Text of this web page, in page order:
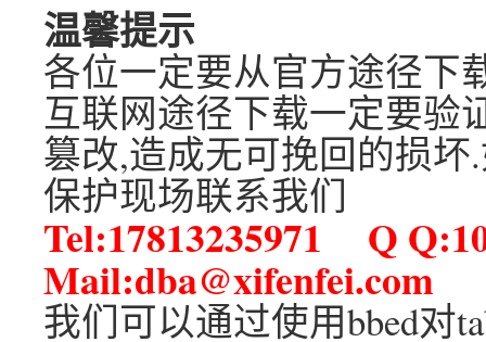
温馨提示
各位一定要从官方途径下
互联网途径下载一定要验
篡改,造成无可挽回的损
保护现场联系我们
Tel:17813235971 Q
Mail:dba@xifenfei.com
我们可以通过使用bbed对